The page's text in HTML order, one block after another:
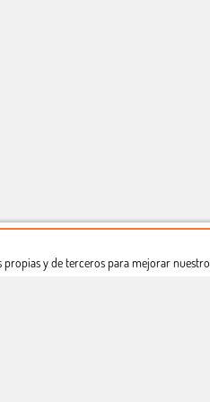
uso Proceso de compra
propias y de terceros para mejorar